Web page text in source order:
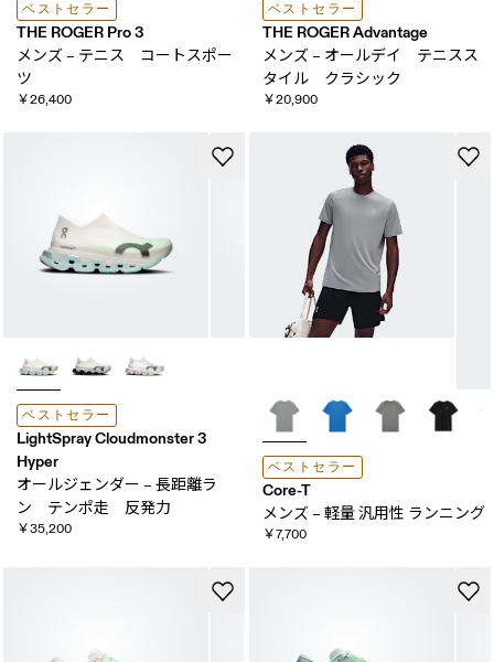
ベストセラー
THE ROGER Pro 3
メンズ – テニス コートスポー
ツ
￥26,400
ベストセラー
THE ROGER Advantage
メンズ – オールデイ テニスス
タイル クラシック
￥20,900
ベストセラー
LightSpray Cloudmonster 3
Hyper
オールジェンダー – 長距離ラ
ン テンポ走 反発力
￥35,200
ベストセラー
Core-T
メンズ – 軽量 ​汎用性 ランニング
￥7,700